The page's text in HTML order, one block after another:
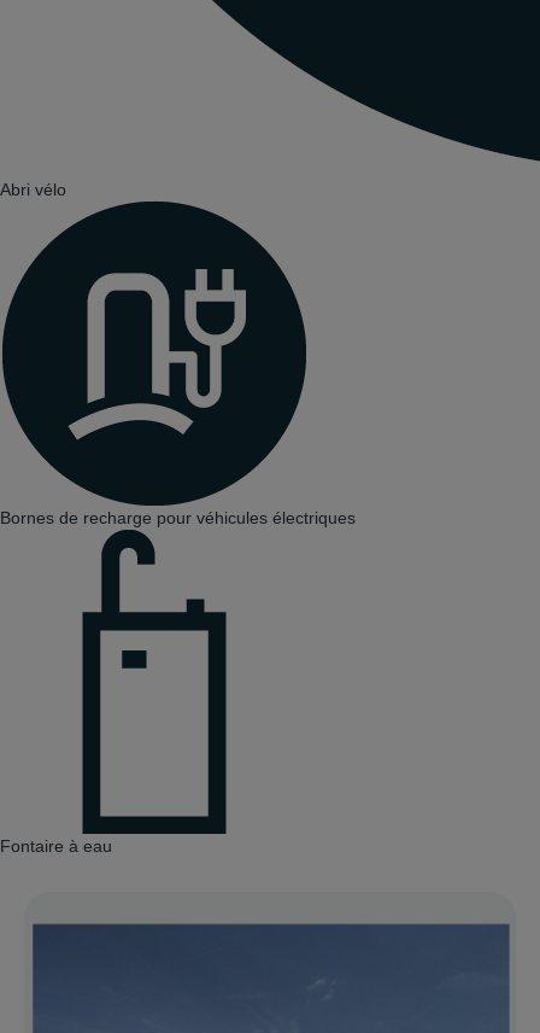
Abri vélo
Bornes de recharge pour véhicules électriques
Fontaire à eau